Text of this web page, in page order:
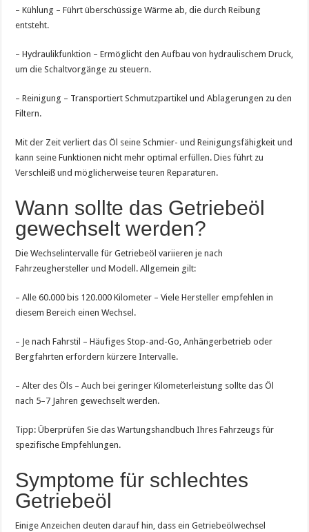
– Kühlung – Führt überschüssige Wärme ab, die durch Reibung
entsteht.
– Hydraulikfunktion – Ermöglicht den Aufbau von hydraulischem Druck,
um die Schaltvorgänge zu steuern.
– Reinigung – Transportiert Schmutzpartikel und Ablagerungen zu den
Filtern.
Mit der Zeit verliert das Öl seine Schmier- und Reinigungsfähigkeit und
kann seine Funktionen nicht mehr optimal erfüllen. Dies führt zu
Verschleiß und möglicherweise teuren Reparaturen.
Wann sollte das Getriebeöl
gewechselt werden?
Die Wechselintervalle für Getriebeöl variieren je nach
Fahrzeughersteller und Modell. Allgemein gilt:
– Alle 60.000 bis 120.000 Kilometer – Viele Hersteller empfehlen in
diesem Bereich einen Wechsel.
– Je nach Fahrstil – Häufiges Stop-and-Go, Anhängerbetrieb oder
Bergfahrten erfordern kürzere Intervalle.
– Alter des Öls – Auch bei geringer Kilometerleistung sollte das Öl
nach 5–7 Jahren gewechselt werden.
Tipp: Überprüfen Sie das Wartungshandbuch Ihres Fahrzeugs für
spezifische Empfehlungen.
Symptome für schlechtes
Getriebeöl
Einige Anzeichen deuten darauf hin, dass ein Getriebeölwechsel